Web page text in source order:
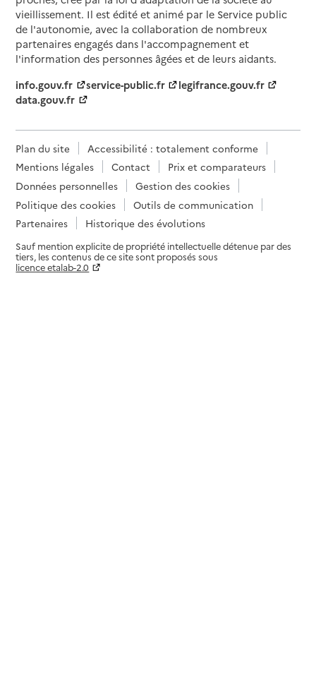
vieillissement. Il est édité et animé par le Service public
de l'autonomie, avec la collaboration de nombreux
partenaires engagés dans l'accompagnement et
l'information des personnes âgées et de leurs aidants.
info.gouv.fr
service-public.fr
legifrance.gouv.fr
data.gouv.fr
Plan du site
Accessibilité : totalement conforme
Mentions légales
Contact
Prix et comparateurs
Données personnelles
Gestion des cookies
Politique des cookies
Outils de communication
Partenaires
Historique des évolutions
Sauf mention explicite de propriété intellectuelle détenue par des
tiers, les contenus de ce site sont proposés sous
licence etalab-2.0